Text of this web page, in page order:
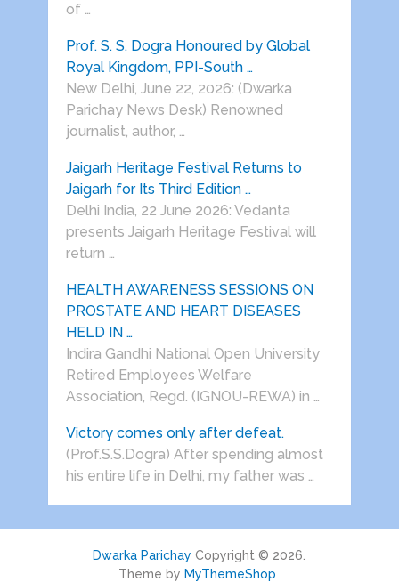
of …
Prof. S. S. Dogra Honoured by Global
Royal Kingdom, PPI-South …
New Delhi, June 22, 2026: (Dwarka
Parichay News Desk) Renowned
journalist, author, …
Jaigarh Heritage Festival Returns to
Jaigarh for Its Third Edition …
Delhi India, 22 June 2026: Vedanta
presents Jaigarh Heritage Festival will
return …
HEALTH AWARENESS SESSIONS ON
PROSTATE AND HEART DISEASES
HELD IN …
Indira Gandhi National Open University
Retired Employees Welfare
Association, Regd. (IGNOU-REWA) in …
Victory comes only after defeat.
(Prof.S.S.Dogra) After spending almost
his entire life in Delhi, my father was …
Dwarka Parichay Copyright © 2026.
Theme by MyThemeShop